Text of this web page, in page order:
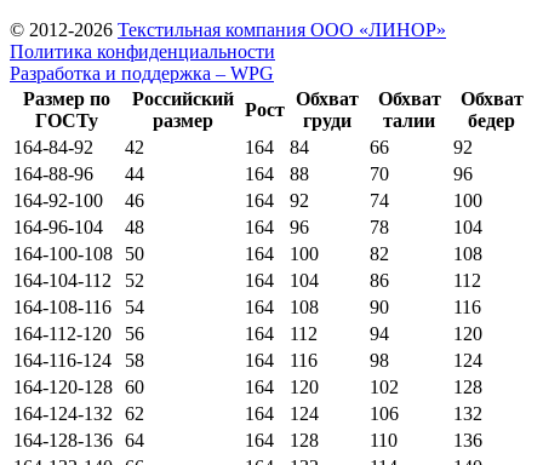
© 2012-2026 Текстильная компания ООО «ЛИНОР»
Политика конфиденциальности
Разработка и поддержка – WPG
Размер по
ГОСТу
Российский
размер
Рост
Обхват
груди
Обхват
талии
Обхват
бедер
164-84-92
42 164 84 66
92
164-88-96
44 164 88 70
96
164-92-100
46 164 92 74
100
164-96-104
48 164 96 78
104
164-100-108
50 164 100 82
108
164-104-112
52 164 104 86
112
164-108-116
54 164 108 90
116
164-112-120
56 164 112 94
120
164-116-124
58 164 116 98
124
164-120-128 60 164 120 102
128
164-124-132
62 164 124 106
132
164-128-136 64 164 128 110
136